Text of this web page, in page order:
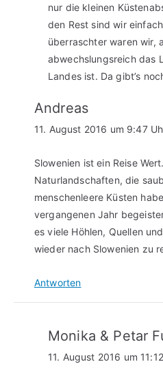
nur die kleinen
den Rest sind wir
überraschter waren wir,
abwechslungsreich das
Landes ist. Da gibt’s
Andreas
11. August 2016 um 9:47
Slowenien ist ein Reise
Naturlandschaften, die
menschenleere Küsten
vergangenen Jahr
es viele Höhlen, Quellen
wieder nach Slowenien zu
Antworten
Monika & Petar
11. August 2016 um